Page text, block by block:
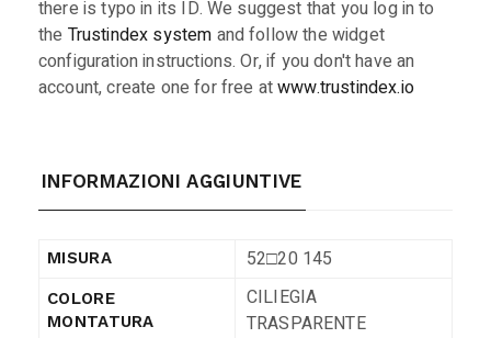
there is typo in its ID. We suggest that you log in to
the Trustindex system and follow the widget
configuration instructions. Or, if you don't have an
account, create one for free atwww.trustindex.io
INFORMAZIONI AGGIUNTIVE
MISURA 52□20 145
COLORE
MONTATURA
CILIEGIA
TRASPARENTE